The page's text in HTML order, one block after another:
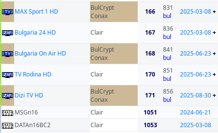
MAX Sport 1 HD
BulCrypt
Conax
166
831
bul
2025-03-08+
Bulgaria 24 HD Clair 167
836
bul
2025-03-08+
Bulgaria On Air HD
BulCrypt
Conax
168
841
bul
2025-06-23+
TV Rodina HD Clair 170
851
bul
2025-06-23+
Dizi TV HD
BulCrypt
Conax
171
856
bul
2025-08-30+
MSGn16 Clair 1051
2024-06-21
DATAn16BC2
Clair 1053
2025-03-08